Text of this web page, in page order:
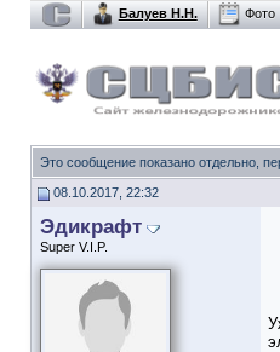
Балуев Н.Н. Фото
Это сообщение показано отдельно,
08.10.2017, 22:32
Эдикрафт
Super V.I.P.